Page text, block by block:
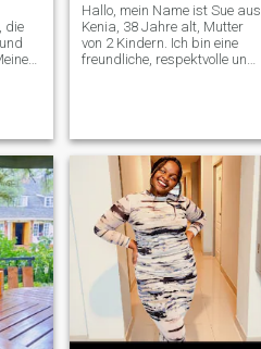
die
Hallo, mein Name ist Sue aus
Kenia, 38 Jahre alt, Mutter
von 2 Kindern. Ich bin eine
freundliche, respektvolle und
sinnvolle Gespräche und
persönliches Wachstum. In
meiner Freizeit lerne ich
gerne neue Dinge, verbringe
Zeit mit meinen Lieben und
schätze die einfachen
Segnungen des Lebens. Ich
bin hier, um mich mit
jemandem zu verbinden, der
Respekt, Verständnis und
eine sinnvolle Zukunft
gemeinsam schätzt. Danke
fürs Lesen, und ich wünsche